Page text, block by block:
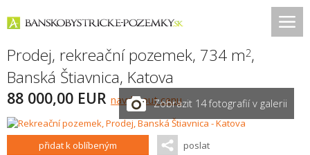
Prodej, rekreační pozemek, 734 m2,
Banská Štiavnica, Katova
88 000,00 EUR navrhnout cenuZobrazit 14 fotografií v galerii
přidat k oblíbeným poslat